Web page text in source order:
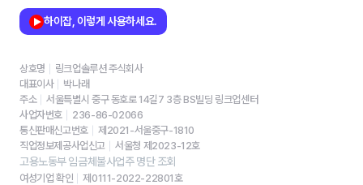
하이잡, 이렇게 사용하세요.
상호명
링크업솔루션 주식회사
대표이사
박나래
주소
서울특별시 중구 동호로 14길7 3층 BS빌딩 링크업센터
사업자번호
236-86-02066
통신판매신고번호
제2021-서울중구-1810
직업정보제공사업신고
서울청 제2023-12호
고용노동부 임금체불사업주 명단 조회
여성기업 확인
제0111-2022-22801호